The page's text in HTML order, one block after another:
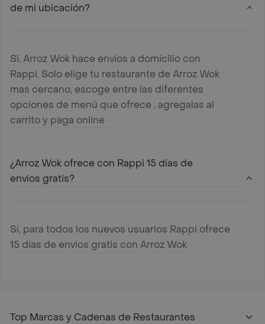
de mi ubicación?
Si, Arroz Wok hace envíos a domicilio con
Rappi. Solo elige tu restaurante de Arroz Wok
mas cercano, escoge entre las diferentes
opciones de menú que ofrece , agregalas al
carrito y paga online
¿Arroz Wok ofrece con Rappi 15 días de
envíos gratis?
Sí, para todos los nuevos usuarios Rappi ofrece
15 días de envíos gratis con Arroz Wok
Top Marcas y Cadenas de Restaurantes